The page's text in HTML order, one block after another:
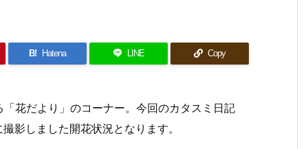
B! Hatena LINE Copy
花だより」のコーナー。今回のカタスミ日記
影しました開花状況となります。